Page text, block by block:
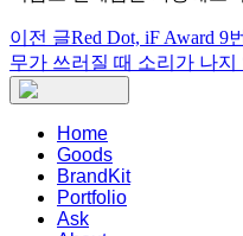
이전 글Red Dot, iF Award 9
무가 쓰러질 때 소리가 나지
Home
Goods
BrandKit
Portfolio
Ask